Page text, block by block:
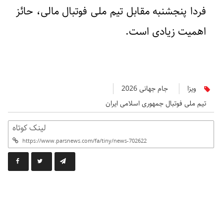
فردا پنجشنبه مقابل تیم‌ ملی فوتبال مالی، حائز
اهمیت زیادی است.
ویزا
جام جهانی 2026
تیم ملی فوتبال جمهوری اسلامی ایران
لینک کوتاه